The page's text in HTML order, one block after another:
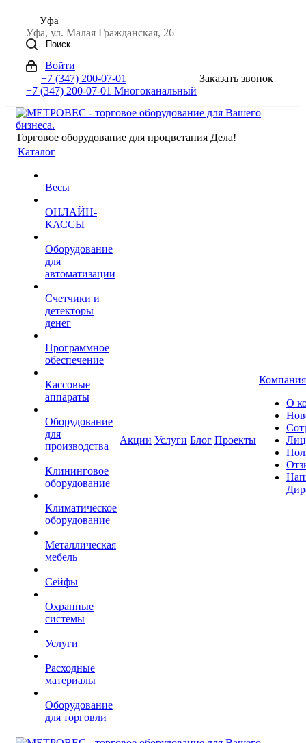
Уфа
Уфа, ул. Малая Гражданская, 26
Поиск
Войти
+7 (347) 200-07-01
+7 (347) 200-07-01 Многоканальный
Заказать звонок
Торговое оборудование для процветания Дела!
Каталог
Весы
ОНЛАЙН-
КАССЫ
Оборудование
для
автоматизации
Счетчики и
детекторы
денег
Программное
обеспечение
Кассовые
аппараты
Оборудование
для
производства
Клининговое
оборудование
Климатическое
оборудование
Металлическая
мебель
Сейфы
Охранные
системы
Услуги
Расходные
материалы
Оборудование
для торговли
Акции Услуги Блог Проекты
Компания
О